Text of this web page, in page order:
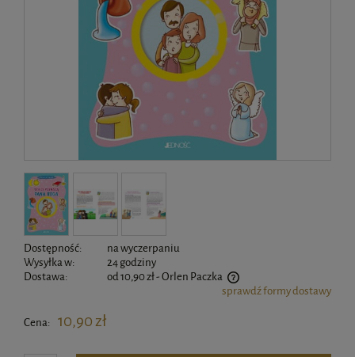
Dostępność:
na wyczerpaniu
Wysyłka w:
24 godziny
Dostawa:
od 10,90 zł- Orlen Paczka
Cena nie zawiera ewentualnych kosztów płatnościsprawdź formy dostawy
Cena: 10,90 zł